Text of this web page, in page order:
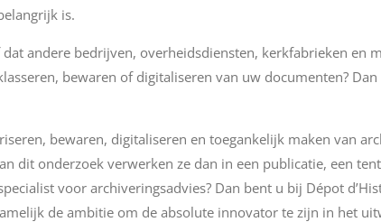
is.
andere bedrijven, overheidsdiensten, kerkfabrieken en
bewaren of digitaliseren van uw documenten?
bewaren, digitaliseren en toegankelijk maken van
dit onderzoek verwerken ze dan in een publicatie, een
voor archiveringsadvies? Dan bent u bij Dépot
de ambitie om de absolute innovator te zijn in het